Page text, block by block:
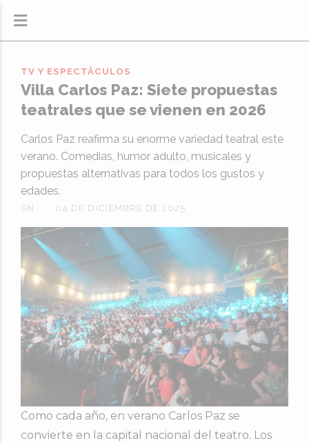
Villa Carlos Paz: Siete propuestas
teatrales que se vienen en 2026
Carlos Paz reafirma su enorme variedad teatral este
verano. Comedias, humor adulto, musicales y
propuestas alternativas para todos los gustos y
edades.
TV Y ESPECTÁCULOS
04 DE DICIEMBRE DE 2025
SN
Como cada año, en verano Carlos Paz se
convierte en la capital nacional del teatro. Los